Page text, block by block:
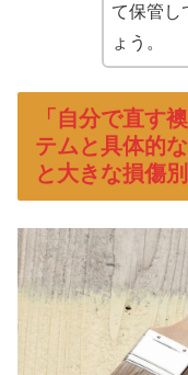
て保管し
ょう。
「自分で直す
テムと具体的
と大きな損傷別